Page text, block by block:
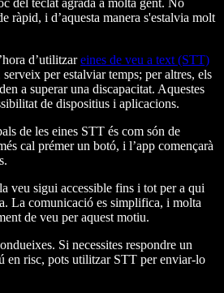
del teclat agrada a molta gent. No
ràpid, i d’aquesta manera s'estalvia molt
d’utilitzareines de veu a text (STT)
per estalviar temps; per altres, els
a superar una discapacitat. Aquestes
de dispositius i aplicacions.
de les eines STT és com són de
cal prémer un botó, i l’app començarà
veu sigui accessible fins i tot per a qui
La comunicació es simplifica, i molta
de veu per aquest motiu.
Si necessites respondre un
en risc, pots utilitzar STT per enviar-lo